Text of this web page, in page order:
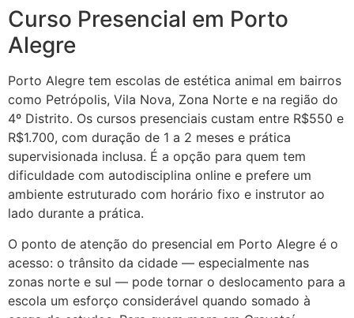
Curso Presencial em Porto
Alegre
Porto Alegre tem escolas de estética animal em bairros
como Petrópolis, Vila Nova, Zona Norte e na região do
4º Distrito. Os cursos presenciais custam entre R$550 e
R$1.700, com duração de 1 a 2 meses e prática
supervisionada inclusa. É a opção para quem tem
dificuldade com autodisciplina online e prefere um
ambiente estruturado com horário fixo e instrutor ao
lado durante a prática.
O ponto de atenção do presencial em Porto Alegre é o
acesso: o trânsito da cidade — especialmente nas
zonas norte e sul — pode tornar o deslocamento para a
escola um esforço considerável quando somado à